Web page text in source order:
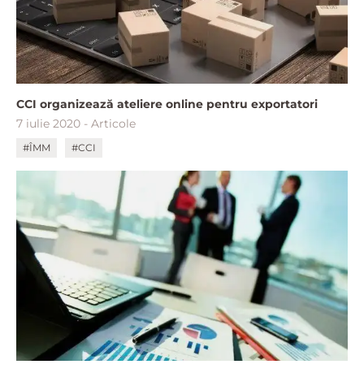
CCI organizează ateliere online pentru exportatori
7 iulie 2020 - Articole
#ÎMM #CCI